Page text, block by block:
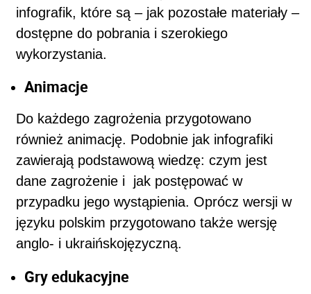
infografik, które są – jak pozostałe materiały –
dostępne do pobrania i szerokiego
wykorzystania.
Animacje
Do każdego zagrożenia przygotowano
również animację. Podobnie jak infografiki
zawierają podstawową wiedzę: czym jest
dane zagrożenie i jak postępować w
przypadku jego wystąpienia. Oprócz wersji w
języku polskim przygotowano także wersję
anglo- i ukraińskojęzyczną.
Gry edukacyjne